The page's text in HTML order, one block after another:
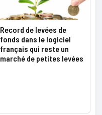
Record de levées de
fonds dans le logiciel
français qui reste un
marché de petites levées